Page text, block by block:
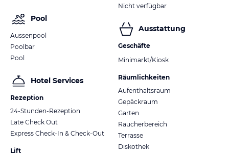
Pool
Aussenpool
Poolbar
Pool
Hotel Services
Rezeption
24-Stunden-Rezeption
Late Check Out
Express Check-In & Check-Out
Lift
Nicht verfügbar
Ausstattung
Geschäfte
Minimarkt/Kiosk
Räumlichkeiten
Aufenthaltsraum
Gepäckraum
Garten
Raucherbereich
Terrasse
Diskothek